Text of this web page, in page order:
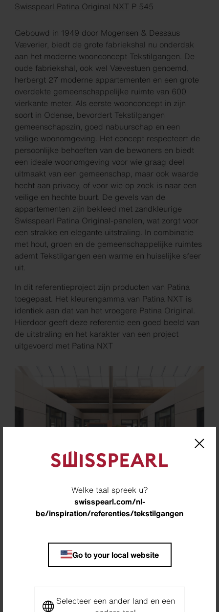
Welke taal spreek u?
swisspearl.com/nl-
be/inspiration/referenties/tekstilgangen
Go to your local website
Selecteer een ander land en een
Swisspearl Patina Original NXT P 545
Gebouwd in 1949 door Mogensen & Dessaus
Væverier, biedt de grote fabriekshal nu onderdak
aan het moderne woonconcept Tekstilgangen. De
oude fabriekshal, ook wel Vævestuen genoemd,
herbergt 27 moderne appartementen en een grote
overdekte gemeenschappelijke ruimte van 600
vierkante meter. Als eerste woonconcept in zijn
soort in Odense, bevordert Tekstilgangen
gemeenschapszin, goed nabuurschap en een
veilige woonomgeving. Het concept respecteert de
persoonlijke behoeften van de bewoners en biedt
een ideale woonomgeving voor wie graag deel
uitmaakt van een gemeenschap, maar ook waarde
hecht aan privacy, of voor wie op zoek is naar een
veilige en hechte buurt. De gevels van de
appartementen zijn bekleed met zandkleurige
Swisspearl Patina Original-panelen, wat zorgt voor
een strakke en elegante uitstraling. In combinatie
met hout, groen en de gemeenschappelijke ruimtes
ademt Tekstilgangen een warme en huiselijke sfeer
uit.
In dit referentieproject zijn producten van Patina
toegepast. Het kleurengamma van Patina NXT is
identiek aan dat van het vroegere Patina Original.
Hierdoor geeft deze referentie een goed beeld van
de uitstraling en het karakter van een project
uitgevoerd met Patina NXT